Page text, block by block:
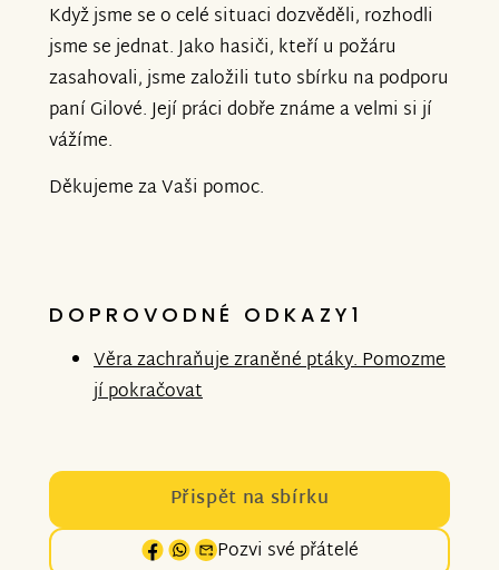
Když jsme se o celé situaci dozvěděli, rozhodli
jsme se jednat. Jako hasiči, kteří u požáru
zasahovali, jsme založili tuto sbírku na podporu
paní Gilové. Její práci dobře známe a velmi si jí
vážíme.
Děkujeme za Vaši pomoc.
DOPROVODNÉ ODKAZY1
Věra zachraňuje zraněné ptáky. Pomozme
jí pokračovat
Přispět na sbírku
Pozvi své přátelé